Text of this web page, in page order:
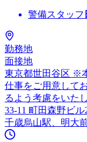
警備スタッフ
勤務地
面接地
東京都世田谷区 ※
仕事をご用意して
るよう考慮をいた
33-11 町田森野ビル
千歳烏山駅、明大